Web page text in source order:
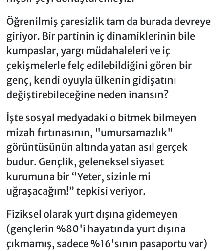
Öğrenilmiş çaresizlik tam da burada devreye
giriyor. Bir partinin iç dinamiklerinin bile
kumpaslar, yargı müdahaleleri ve iç
çekişmelerle felç edilebildiğini gören bir
genç, kendi oyuyla ülkenin gidişatını
değiştirebileceğine neden inansın?
İşte sosyal medyadaki o bitmek bilmeyen
mizah fırtınasının, "umursamazlık"
görüntüsünün altında yatan asıl gerçek
budur. Gençlik, geleneksel siyaset
kurumuna bir “Yeter, sizinle mi
uğraşacağım!” tepkisi veriyor.
Fiziksel olarak yurt dışına gidemeyen
(gençlerin %80'i hayatında yurt dışına
çıkmamış, sadece %16'sının pasaportu var)